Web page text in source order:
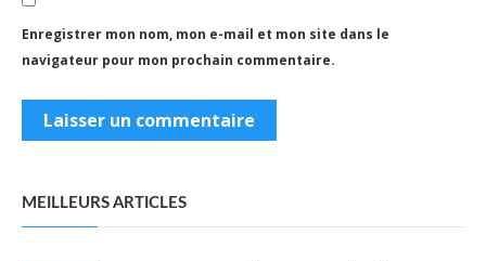
Enregistrer mon nom, mon e-mail et mon site dans le
navigateur pour mon prochain commentaire.
MEILLEURS ARTICLES